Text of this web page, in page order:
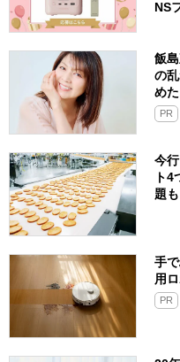
NS
飯
の
めた
PR
今
ト
題も
手
用
PR